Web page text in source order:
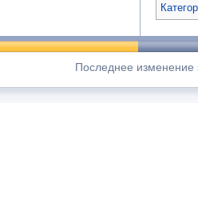
Последнее изменение